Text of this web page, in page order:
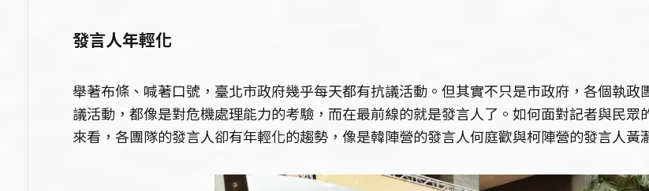
發言人年輕化
舉著布條、喊著口號，臺北市政府幾乎每天都有抗議活動。但其實不只是市政府，各個執
議活動，都像是對危機處理能力的考驗，而在最前線的就是發言人了。如何面對記者與民
來看，各團隊的發言人卻有年輕化的趨勢，像是韓陣營的發言人何庭歡與柯陣營的發言人黃